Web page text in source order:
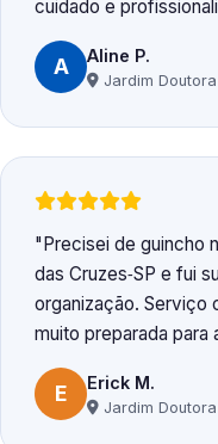
cuidado e
A Aline P.
Jardim
Precisei de guincho
das Cruzes‑SP e fui
organização. Serviço
muito preparada para
E Erick M.
Jardim